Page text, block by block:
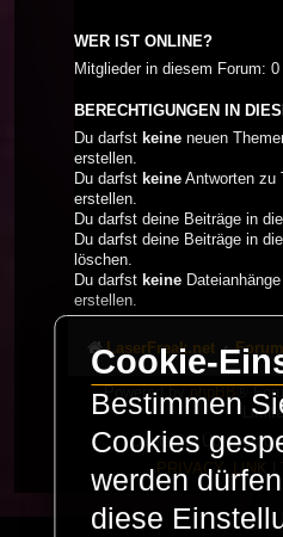
WER IST ONLINE?
Mitglieder in diesem Forum:
BERECHTIGUNGEN IN
Du darfst keine neuen
erstellen.
Du darfst keine Antworten zu
erstellen.
Du darfst deine Beiträge in
Du darfst deine Beiträge in
löschen.
Du darfst keine
erstellen.
LaserFreak.net Forum
Powered by phpBB
®
Deutsche
PRIVACY_LINK
Cookie-
Bestimmen
Cookies
werden
diese